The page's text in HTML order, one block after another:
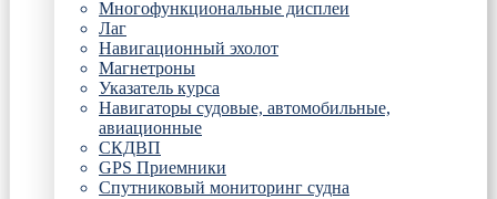
Многофункциональные дисплеи
Лаг
Навигационный эхолот
Магнетроны
Указатель курса
Навигаторы судовые, автомобильные,
авиационные
СКДВП
GPS Приемники
Спутниковый мониторинг судна